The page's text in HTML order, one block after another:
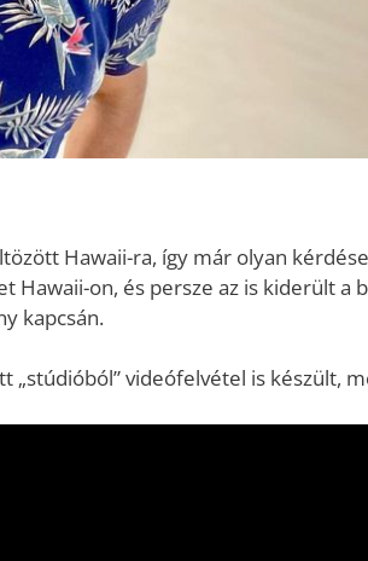
Hawaii-ra, így már olyan
Hawaii-on, és persze az is kiderült a
kapcsán.
„stúdióból” videófelvétel is készült,